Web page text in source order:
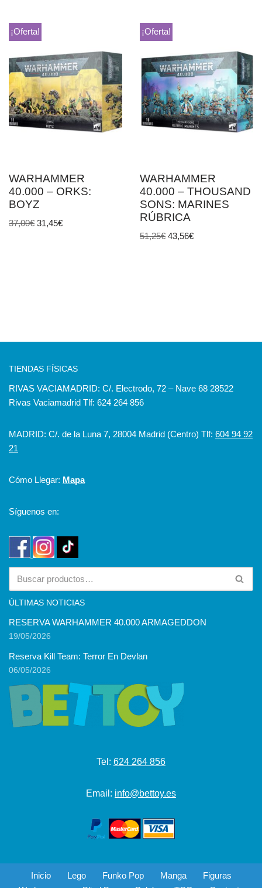
¡Oferta!
WARHAMMER
40.000 – ORKS:
BOYZ
37,00€ 31,45€
¡Oferta!
WARHAMMER
40.000 – THOUSAND
SONS: MARINES
RÚBRICA
51,25€ 43,56€
TIENDAS FÍSICAS
RIVAS VACIAMADRID: C/. Electrodo, 72 – Nave 68 28522
Rivas Vaciamadrid Tlf: 624 264 856
MADRID: C/. de la Luna 7, 28004 Madrid (Centro) Tlf: 604 94 92
21
Cómo Llegar: Mapa
Síguenos en:
ÚLTIMAS NOTICIAS
RESERVA WARHAMMER 40.000 ARMAGEDDON
19/05/2026
Reserva Kill Team: Terror En Devlan
06/05/2026
Tel: 624 264 856
Email: info@bettoy.es
Inicio Lego Funko Pop Manga
Figuras